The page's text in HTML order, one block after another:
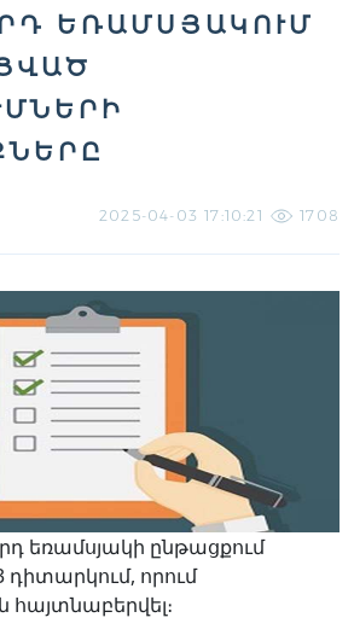
ԵՌԱՄՍՅԱԿՈՒՄ
2025-04-03 17:10:21 1708
եռամսյակի ընթացքում
դիտարկում, որում